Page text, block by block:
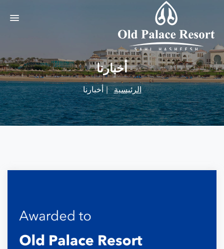
أخبارنا
الرئيسية أخبارنا